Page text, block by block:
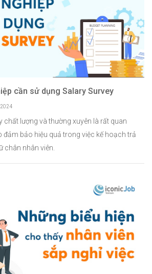
cần sử dụng Salary Survey
chất lượng và thường xuyên là rất quan
đảm bảo hiệu quả trong việc kế hoạch trả
chân nhân viên.